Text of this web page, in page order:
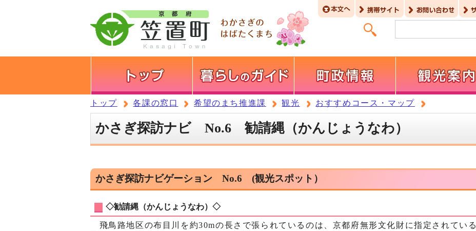
トップ 各課の窓口 希望のまち推進課 観光 おすすめコース・マップ
かさぎ探訪ナビ No.6 勧請縄（かんじょうなわ）
かさぎ探訪ナビゲーション No.6 (観光スポット）
◇勧請縄（かんじょうなわ）◇
飛鳥路地区の布目川を約30mの長さで張られているのは、京都府無形文化財に指定されている